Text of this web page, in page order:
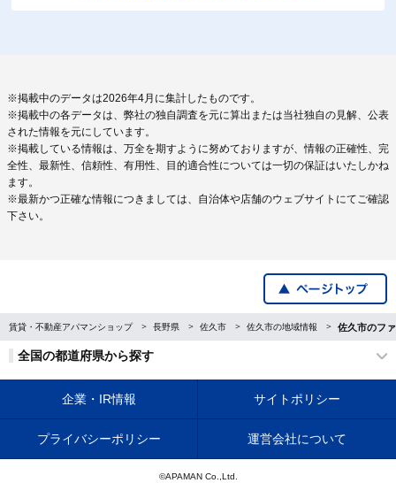
※掲載中のデータは2026年4月に集計したものです。
※掲載中の各データは、弊社の独自調査を元に算出または当社独自の見解、公表
された情報を元にしています。
※掲載している情報は、万全を期すように努めておりますが、情報の正確性、完
全性、最新性、信頼性、有用性、目的適合性については一切の保証はいたしかね
ます。
※最新かつ正確な情報につきましては、自治体や店舗のウェブサイトにてご確認
下さい。
賃貸・不動産アパマンショップ 長野県 佐久市 佐久市の地域情報 佐久市のフ
全国の都道府県から探す
企業・IR情報 サイトポリシー
プライバシーポリシー 運営会社について
©APAMAN Co.,Ltd.